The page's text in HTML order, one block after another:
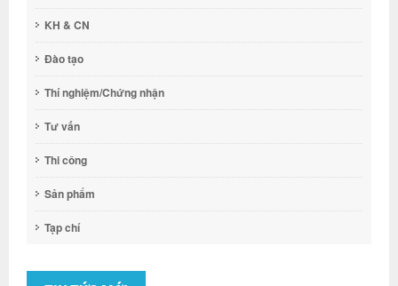
KH & CN
Đào tạo
Thí nghiệm/Chứng nhận
Tư vấn
Thi công
Sản phẩm
Tạp chí